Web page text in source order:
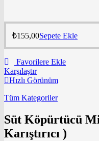
₺155,00Sepete Ekle
Favorilere Ekle
Karşılaştır
Hızlı Görünüm
Tüm Kategoriler
Süt Köpürtücü
Karıştırıcı )